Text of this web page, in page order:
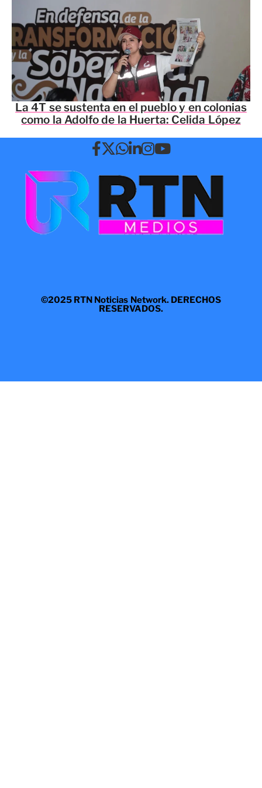
La 4T se sustenta en el pueblo y en colonias
como la Adolfo de la Huerta: Celida López
©2025 RTN Noticias Network. DERECHOS
RESERVADOS.